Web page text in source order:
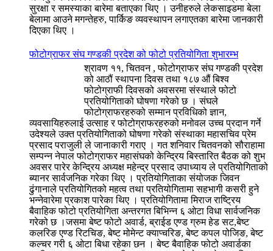
सुरक्षा र समस्याका बारेमा बताएका थिए । उनीहरुले लेकसाइडमा बेला
बेलामा आउने मगन्तेहरु, पार्किङ व्यवस्थापन लगाएतका बारेमा जानकारी
दिएका थिए ।
फोटोग्राफर संघ गण्डकी प्रदेश को फोटो प्रतियोगिता शुभारम्भ
श्रावण ११, चितवन , फोटोग्राफर संघ गण्डकी प्रदेश
को आठौं स्थापना दिवस तथा १८७ औं बिश्व
फोटोग्राफी दिवसको अवसरमा संस्थाले फोटो
प्रतियोगिताको घोषणा गरेको छ । संघले
फोटोग्राफरहरुको सम्मान प्रविधिको ज्ञान,
व्यवसायिहरुलाई उत्साह र फोटोग्राफरहरुको मनोवल उच्च प्रदान गर्ने
उदेश्यले उक्त प्रतियोगिताको घोषणा गरेको संस्थाका महासचिव प्रेम
प्रसाद पराजुली ले जानाकारी गराए । गत शनिवार चितवनको सौराहामा
सम्पन्न नेपाल फोटोग्राफर महासंघको केन्द्रिय बिस्तारित बैठक को शुभ
अवसर पारेर केन्द्रिय अध्यक्ष महेन्द्र प्रसाद उपाध्याय ले प्रतियोगिताको
ब्यानर सार्वजनिक गरेका थिए । प्रतियोगिताका संयोजक जिवन
ढुंगानाले प्रतियोगितको महत्व तथा प्रतियोगितामा सहभागी कसरी हुने
भन्नेवारेमा प्रकाश पारेका थिए । प्रतियोगितामा मिराज राष्ट्रिय
बैवाहिक फोटो प्रतियोगिता अन्तरगत बिभिन्न ६ ओटा विधा सार्वजनिक
गरेको छ ।जसमा बेष्ट फोटो अवार्ड, ब्राईड एण्ड ग्रुम हेड सट,बेष्ट
कलरिङ एण्ड रिटचिङ, बेष्ट मोमेन्ट क्याप्चरिङ, बेष्ट कपल पोजिङ, बेष्ट
कल्चर गरी ६ ओटा बिधा रहेका छन । बेष्ट बैवाहिक फोटो अवार्डका